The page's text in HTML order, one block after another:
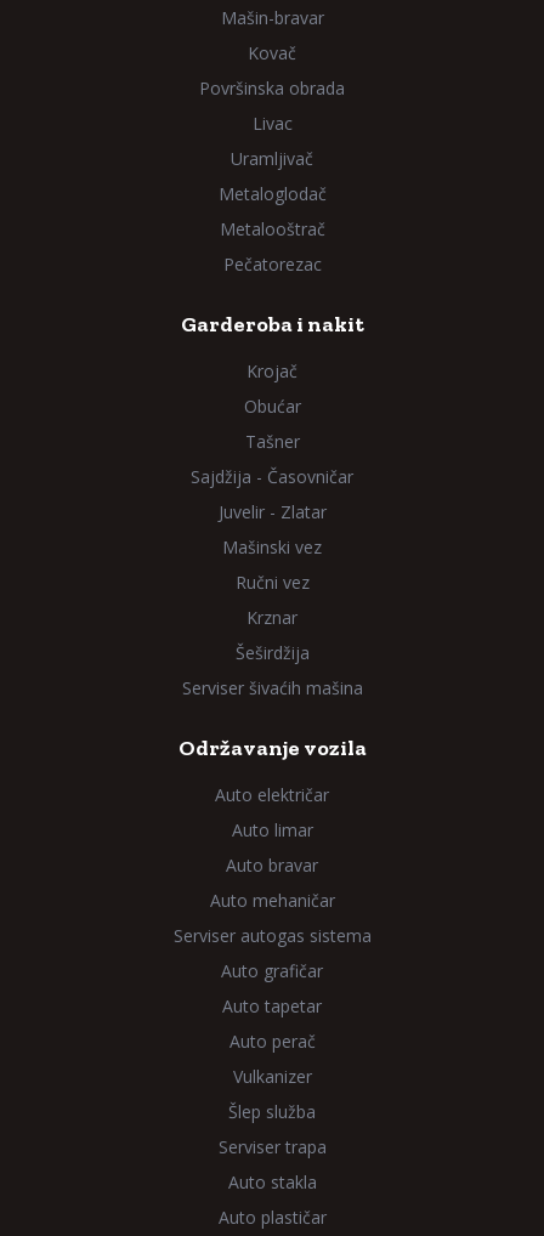
Mašin-bravar
Kovač
Površinska obrada
Livac
Uramljivač
Metaloglodač
Metalooštrač
Pečatorezac
Garderoba i nakit
Krojač
Obućar
Tašner
Sajdžija - Časovničar
Juvelir - Zlatar
Mašinski vez
Ručni vez
Krznar
Šeširdžija
Serviser šivaćih mašina
Održavanje vozila
Auto električar
Auto limar
Auto bravar
Auto mehaničar
Serviser autogas sistema
Auto grafičar
Auto tapetar
Auto perač
Vulkanizer
Šlep služba
Serviser trapa
Auto stakla
Auto plastičar